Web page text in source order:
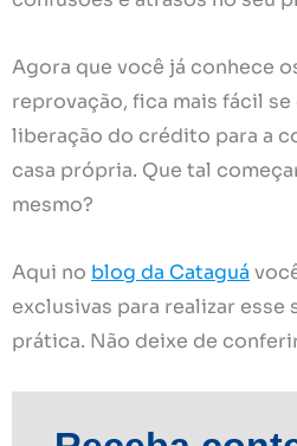
Agora que você já conhece
reprovação, fica mais fácil
liberação do crédito para a
casa própria. Que tal
mesmo?
Aqui no blog da Cataguá
exclusivas para realizar esse
prática. Não deixe de